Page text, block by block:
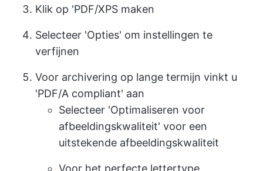
Klik op 'PDF/XPS maken
Selecteer 'Opties' om instellingen te
verfijnen
Voor archivering op lange termijn vinkt u
'PDF/A compliant' aan
Selecteer 'Optimaliseren voor
afbeeldingskwaliteit' voor een
uitstekende afbeeldingskwaliteit
Voor het perfecte lettertype